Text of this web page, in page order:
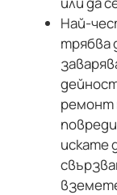
Най-
трябва
ремонт
искате